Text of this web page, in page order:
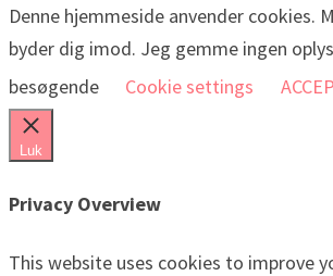
Denne hjemmeside anvender cookies.
byder dig imod. Jeg gemme ingen
besøgende
Cookie settings
Luk
Privacy Overview
This website uses cookies to improve